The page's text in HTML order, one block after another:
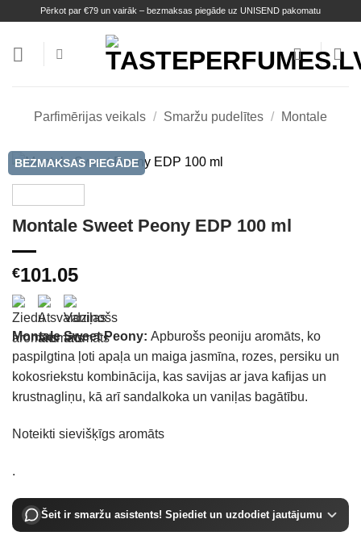
content
Pērkot par €79 un vairāk – bezmaksas piegāde uz UNISEND pakomatu
Parfimērijas veikals / Smaržu pudelītes / Montale
BEZMAKSAS PIEGĀDE
Montale Sweet Peony EDP 100 ml
€101.05
Montale Sweet Peony: Apburošs peoniju aromāts, ko
paspilgtina ļoti apaļa un maiga jasmīna, rozes, persiku un
kokosriekstu kombinācija, kas savijas ar java kafijas un
krustnagliņu, kā arī sandalkoka un vaniļas bagātību.
Noteikti sievišķīgs aromāts
.
Šeit ir smaržu asistents! Spiediet un uzdodiet jautājumu